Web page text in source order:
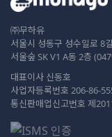
㈜무하유
서울시 성동구 성수일로 8
서울숲 SK V1 A동 2층
대표이사 신동호
사업자등록번호 206-86-
통신판매업신고번호 제